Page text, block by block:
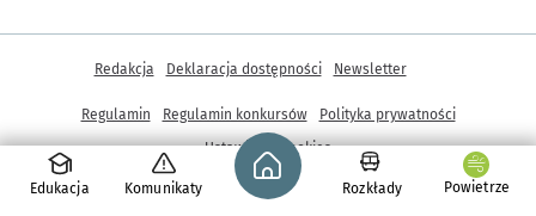
Edukacja Komunikaty
Strona główna - wroclaw.pl
Rozkłady Powietrze
© Copyright 2005-2026, ARAW S.A., Gmina Wrocław
Inne informacje
Redakcja Deklaracja dostępności Newsletter
Regulamin Regulamin konkursów
Polityka prywatności
Ustawienia cookies